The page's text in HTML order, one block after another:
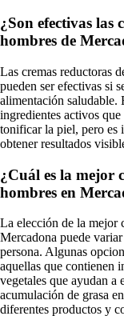
¿Son efectivas las
hombres de
Las cremas reductoras
pueden ser efectivas si
alimentación saludable.
ingredientes activos
tonificar la piel, pero es
obtener resultados
¿Cuál es la mejor
hombres en
La elección de la mejor
Mercadona puede
persona. Algunas
aquellas que contienen
vegetales que ayudan
acumulación de grasa
diferentes productos y